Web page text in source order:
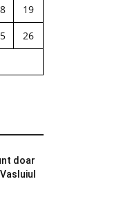
19
26
doar